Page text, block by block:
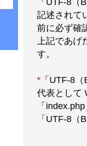
「UTF-8
記述されて
前に必ず確
上記であげ
す。
*「UTF-8（
代表として
「
「UTF-8